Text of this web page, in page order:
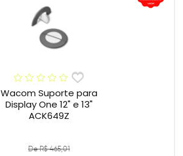
Wacom Suporte para
Display One 12" e 13"
ACK649Z
De R$ 465,01